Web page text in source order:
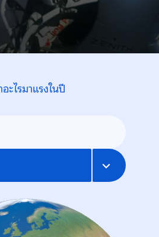
อะไรมาแรงในปี